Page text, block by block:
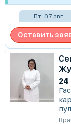
Пт. 07 авг.
Оставить
24